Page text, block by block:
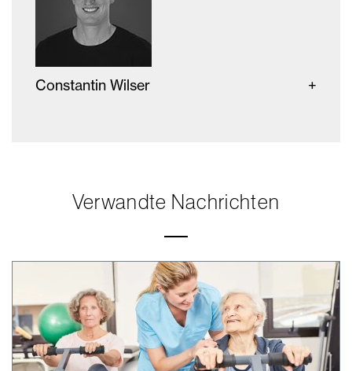
Constantin Wilser
Verwandte Nachrichten